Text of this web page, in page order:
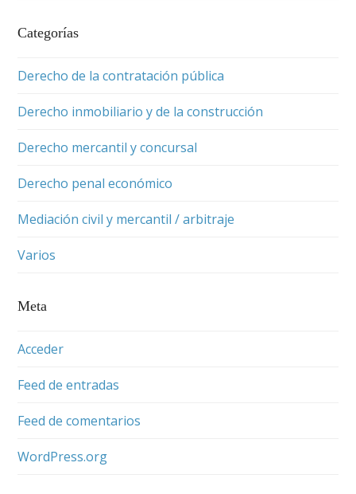
Categorías
Derecho de la contratación pública
Derecho inmobiliario y de la construcción
Derecho mercantil y concursal
Derecho penal económico
Mediación civil y mercantil / arbitraje
Varios
Meta
Acceder
Feed de entradas
Feed de comentarios
WordPress.org